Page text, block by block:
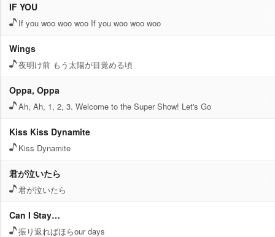
IF YOU
If you woo woo woo If you woo woo woo
Wings
夜明け前 もう太陽が目覚める頃
Oppa, Oppa
Ah, Ah, 1, 2, 3. Welcome to the Super Show! Let's Go
Kiss Kiss Dynamite
Kiss Dynamite
君が泣いたら
君が泣いたら
Can I Stay…
振り返ればほらour days